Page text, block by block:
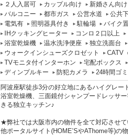
２人入居可 カップル向け 新婚さん向け
バルコニー
都市ガス 公営水道 公共
電気有
照明器具付き 駐輪場 バイク
IHクッキングヒーター
コンロ２口以上
浴室乾燥機
温水洗浄便座 独立洗面台
ウォークインシューズクロゼット
CATV
TVモニタ付インターホン
宅配ボックス
ディンプルキー
防犯カメラ 24時間ゴ
阿波座駅徒歩3分の好立地にあるハイグレー
浴室乾燥機、三面鏡付シャンプードレッサ
きる独立キッチン♪
★弊社では大阪市内の物件を全て対応させて
他ポータルサイト(HOME’SやAThome等)の